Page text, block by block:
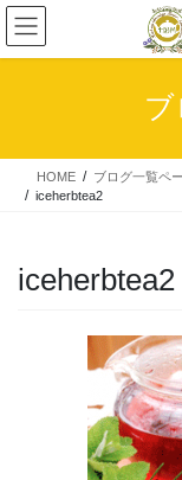
コ
ン
テ
ス
ナ
ビ
ゲ
ン
HOME ブログ一覧ペ
iceherbtea2
iceherbtea2